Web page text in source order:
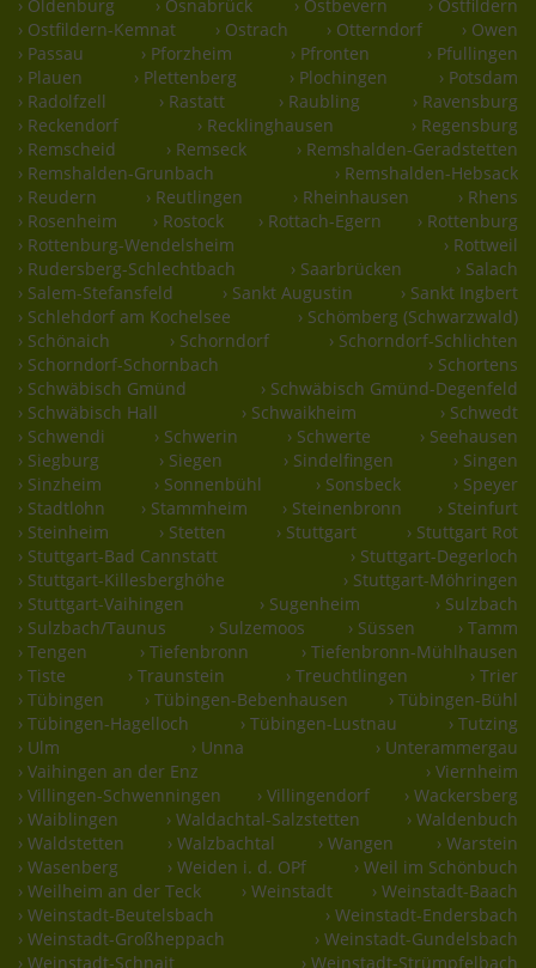
› Oldenburg
› Osnabrück › Ostbevern
› Ostfildern
› Ostfildern-Kemnat
› Ostrach › Otterndorf
› Owen
› Passau
› Pforzheim › Pfronten
› Pfullingen
› Plauen
› Plettenberg › Plochingen
› Potsdam
› Radolfzell
› Rastatt › Raubling
› Ravensburg
› Reckendorf
› Recklinghausen
› Regensburg
› Remscheid
› Remseck
› Remshalden-Geradstetten
› Remshalden-Grunbach
› Remshalden-Hebsack
› Reudern
› Reutlingen › Rheinhausen
› Rhens
› Rosenheim
› Rostock › Rottach-Egern
› Rottenburg
› Rottenburg-Wendelsheim
› Rottweil
› Rudersberg-Schlechtbach
› Saarbrücken
› Salach
› Salem-Stefansfeld
› Sankt Augustin
› Sankt Ingbert
› Schlehdorf am Kochelsee
› Schömberg (Schwarzwald)
› Schönaich
› Schorndorf
› Schorndorf-Schlichten
› Schorndorf-Schornbach
› Schortens
› Schwäbisch Gmünd
› Schwäbisch Gmünd-Degenfeld
› Schwäbisch Hall
› Schwaikheim
› Schwedt
› Schwendi
› Schwerin › Schwerte
› Seehausen
› Siegburg
› Siegen › Sindelfingen
› Singen
› Sinzheim
› Sonnenbühl › Sonsbeck
› Speyer
› Stadtlohn
› Stammheim › Steinenbronn
› Steinfurt
› Steinheim
› Stetten › Stuttgart
› Stuttgart Rot
› Stuttgart-Bad Cannstatt
› Stuttgart-Degerloch
› Stuttgart-Killesberghöhe
› Stuttgart-Möhringen
› Stuttgart-Vaihingen
› Sugenheim
› Sulzbach
› Sulzbach/Taunus
› Sulzemoos › Süssen
› Tamm
› Tengen
› Tiefenbronn
› Tiefenbronn-Mühlhausen
› Tiste
› Traunstein › Treuchtlingen
› Trier
› Tübingen
› Tübingen-Bebenhausen
› Tübingen-Bühl
› Tübingen-Hagelloch
› Tübingen-Lustnau
› Tutzing
› Ulm
› Unna
› Unterammergau
› Vaihingen an der Enz
› Viernheim
› Villingen-Schwenningen
› Villingendorf
› Wackersberg
› Waiblingen
› Waldachtal-Salzstetten
› Waldenbuch
› Waldstetten
› Walzbachtal › Wangen
› Warstein
› Wasenberg
› Weiden i. d. OPf
› Weil im Schönbuch
› Weilheim an der Teck
› Weinstadt
› Weinstadt-Baach
› Weinstadt-Beutelsbach
› Weinstadt-Endersbach
› Weinstadt-Großheppach
› Weinstadt-Gundelsbach
› Weinstadt-Schnait
› Weinstadt-Strümpfelbach